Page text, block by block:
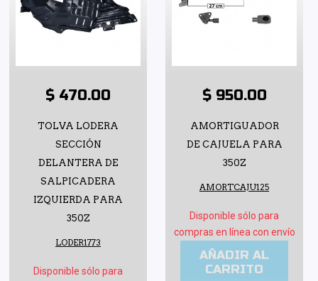
$ 470.00
TOLVA LODERA
SECCIÓN
DELANTERA DE
SALPICADERA
IZQUIERDA PARA
350Z
LODER1773
Disponible sólo para
$ 950.00
AMORTIGUADOR
DE CAJUELA PARA
350Z
AMORTCAJU125
Disponible sólo para
compras en línea con envío
AÑADIR AL
CARRITO